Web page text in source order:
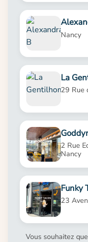
Nancy
La
29 Rue
2 Rue
Nancy
Funky
23
Vous souhaitez